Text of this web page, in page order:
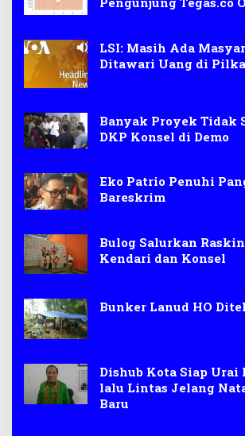
LSI: Masih Ada
Ditawari Uang di
Banyak Proyek Tidak
DKP Konsel di Demo
Eko Patrio Penuhi
Bareskrim
Bulog Salurkan
Kendari dan Konsel
Bunker Lanud HO
Dishub Kota Siap Urai
lalu Lintas Jelang
Baru